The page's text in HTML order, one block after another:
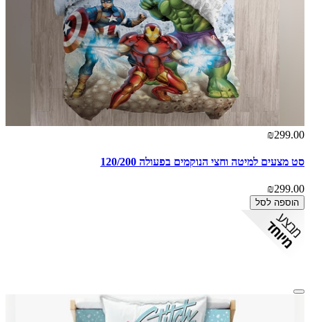
₪299.00
סט מצעים למיטה וחצי הנוקמים בפעולה 120/200
₪299.00
הוספה לסל